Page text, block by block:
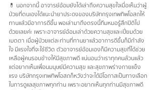
💊 นอกจากนี้ อาจารย์อ้อมยังได้เล่าถึงความสุขใจเมื่อเห็นว่าผู้
ป่วยที่ตนเองได้แนะนำยาประดงของบริษัทกรุงเทพทิพโอสถให้
ทานแล้วมีอาการดีขึ้น พอเล่ามาถึงตรงนี้ทีมหมอรู้สึกปิติไป
ด้วยเลยค่ะ เพราะอาจารย์อ้อมเล่าด้วยความสุขและเปี่ยมด้วย
เมตตา เมื่อผู้ป่วยแต่ละท่านที่ทานยาแล้วอาการดีขึ้นก็มีกำลัง
ใจ มีแรงใจที่จะใช้ชีวิต ตัวอาจารย์อ้อมเองก็มีความสุขที่ได้ช่วย
เหลือผู้คนรอบข้างให้มีสุขภาพดี แน่นอนว่าเราทุกคนล้วนแล้ว
แต่อยากเห็นเพื่อนมนุษย์มีความสุข และสุขภาพร่างกายแข็ง
แรง บริษัทกรุงเทพทิพโอสถก็หวังว่าจะได้มีโอกาสเป็นทางเลือก
ในการดูแลสุขภาพทุกท่าน เพราะอยากเห็นทุกท่านมีสุขภาพดี